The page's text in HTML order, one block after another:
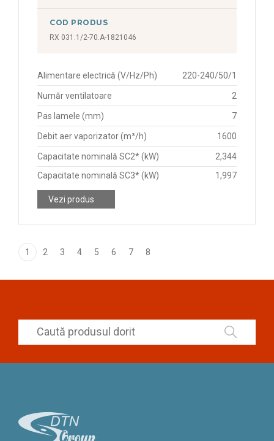
COD PRODUS
RX 031.1/2-70.A-1821046
Alimentare electrică (V/Hz/Ph) 220-240/50/1
Număr ventilatoare 2
Pas lamele (mm) 7
Debit aer vaporizator (m³/h) 1600
Capacitate nominală SC2* (kW)
2,344
Capacitate nominală SC3* (kW)
1,997
Vezi produs
1 2 3 4 5 6 7 8